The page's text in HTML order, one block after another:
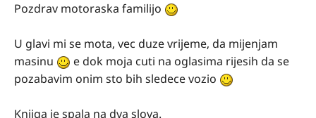
Pozdrav motoraska familijo
U glavi mi se mota, vec duze vrijeme, da mijenjam
masinu
e dok moja cuti na oglasima rijesih da se
pozabavim onim sto bih sledece vozio
Knjiga je spala na dva slova.